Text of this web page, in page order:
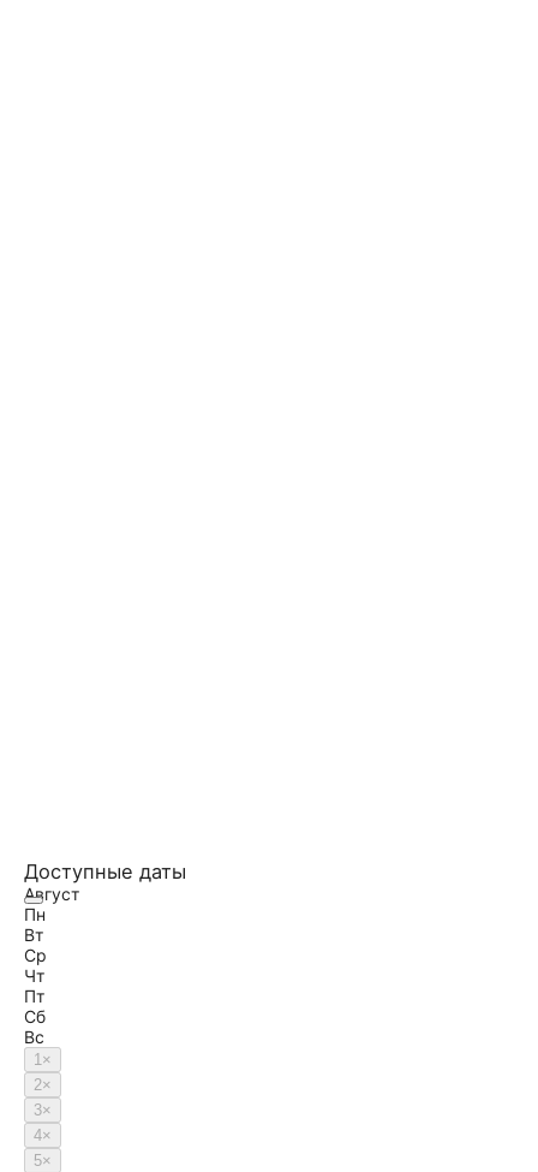
Доступные даты
Август
Пн
Вт
Ср
Чт
Пт
Сб
Вс
1×
2×
3×
4×
5×